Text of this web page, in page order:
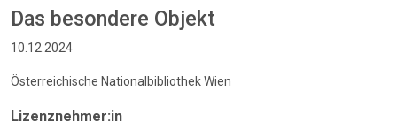
Das besondere Objekt
10.12.2024
Österreichische Nationalbibliothek Wien
Lizenznehmer:in